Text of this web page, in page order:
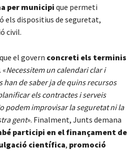
per municipi que permeti
els dispositius de seguretat,
civil.
el govern concreti els terminis
Necessitem un calendari clar i
han de saber ja de quins recursos
els contractes i serveis
podem improvisar la seguretat ni la
gent». Finalment, Junts demana
participi en el finançament de
científica, promoció